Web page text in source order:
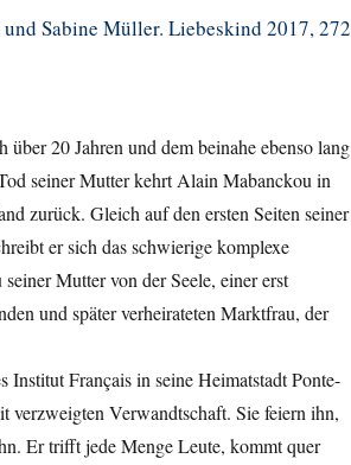
Sabine Müller. Liebeskind 2017, 272
über 20 Jahren und dem beinahe ebenso lang
seiner Mutter kehrt Alain Mabanckou in
zurück. Gleich auf den ersten Seiten seiner
er sich das schwierige komplexe
Mutter von der Seele, einer erst
und später verheirateten Marktfrau, der
Français in seine Heimatstadt Ponte-
verzweigten Verwandtschaft. Sie feiern ihn,
Er trifft jede Menge Leute, kommt quer